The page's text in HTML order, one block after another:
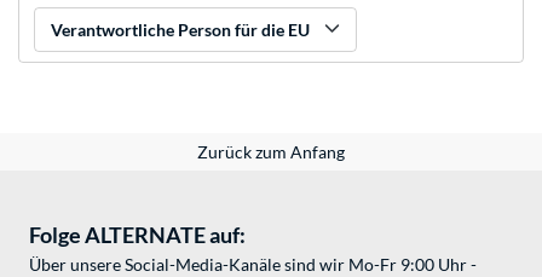
Verantwortliche Person für die EU
Zurück zum Anfang
Folge ALTERNATE auf:
Über unsere Social-Media-Kanäle sind wir Mo-Fr 9:00 Uhr -